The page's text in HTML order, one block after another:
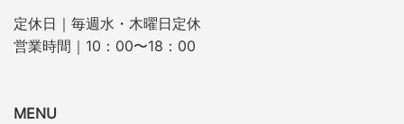
定休日｜毎週水・木曜日定休
営業時間｜10：00〜18：00
MENU